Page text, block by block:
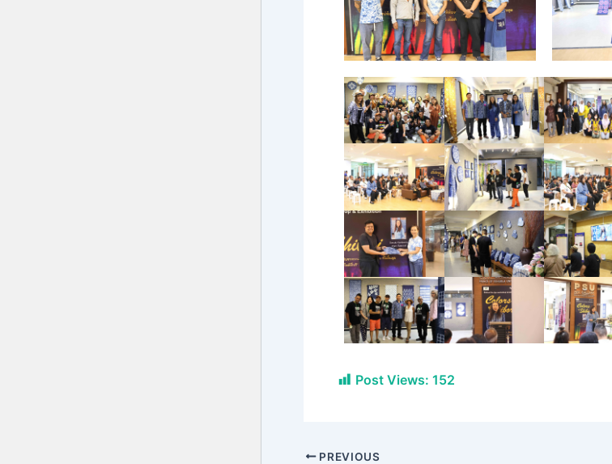
Post Views: 152
PREVIOUS